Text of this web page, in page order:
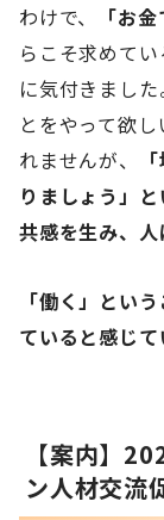
わけで、
「お
らこそ求めて
に気付きまし
とをやって欲
れませんが、
りましょう」
共感を生み、人
「働く」とい
ていると感じて
【案内】
ン人材交流